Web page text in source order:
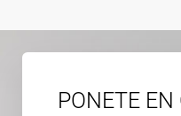
PONETE